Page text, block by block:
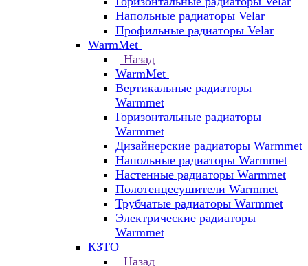
Напольные радиаторы Velar
Профильные радиаторы Velar
WarmMet
Назад
WarmMet
Вертикальные радиаторы
Warmmet
Горизонтальные радиаторы
Warmmet
Дизайнерские радиаторы Warmmet
Напольные радиаторы Warmmet
Настенные радиаторы Warmmet
Полотенцесушители Warmmet
Трубчатые радиаторы Warmmet
Электрические радиаторы
Warmmet
КЗТО
Назад